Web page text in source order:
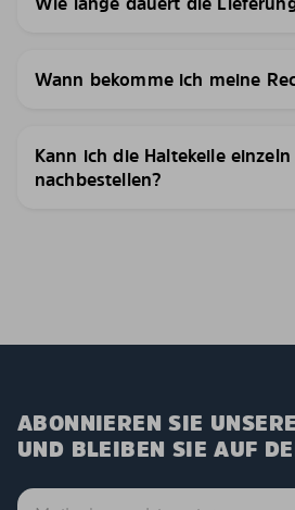
Wann bekomme ich meine
Kann ich die Haltekeile einzeln
nachbestellen?
ABONNIEREN SIE
UND BLEIBEN SIE AUF